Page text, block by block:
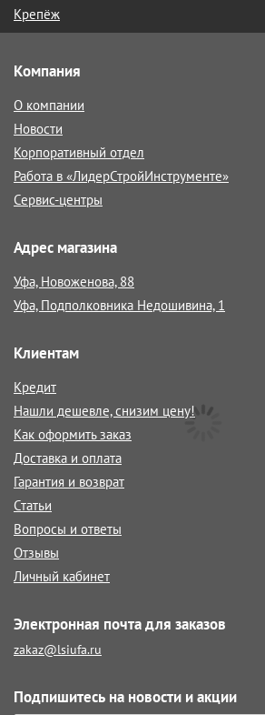
Крепёж
Компания
О компании
Новости
Корпоративный отдел
Работа в «ЛидерСтройИнструменте»
Сервис-центры
Адрес магазина
Уфа, Новоженова, 88
Уфа, Подполковника Недошивина, 1
Клиентам
Кредит
Нашли дешевле, снизим цену!
Как оформить заказ
Доставка и оплата
Гарантия и возврат
Статьи
Вопросы и ответы
Отзывы
Личный кабинет
Электронная почта для заказов
zakaz@lsiufa.ru
Подпишитесь на новости и акции